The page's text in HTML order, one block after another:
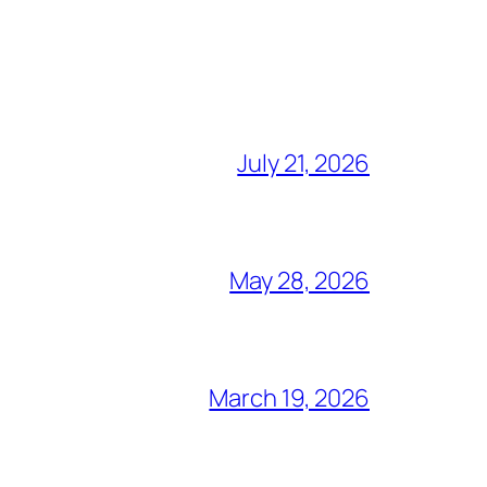
July 21, 2026
May 28, 2026
March 19, 2026